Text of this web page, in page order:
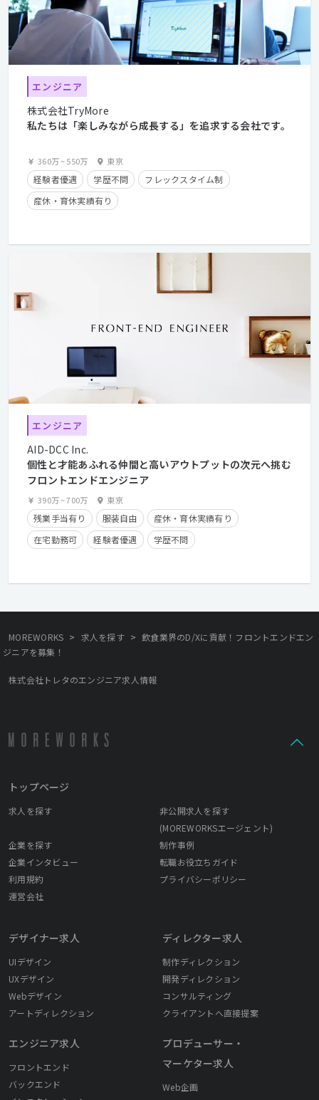
エンジニア
株式会社TryMore
私たちは「楽しみながら成長する」を追求する会社です。
360万~550万 東京
経験者優遇 学歴不問
フレックスタイム制
産休・育休実績有り
エンジニア
AID-DCC Inc.
個性と才能あふれる仲間と高いアウトプットの次元へ挑む
フロントエンドエンジニア
390万~700万 東京
残業手当有り 服装自由
産休・育休実績有り
在宅勤務可
経験者優遇
学歴不問
MOREWORKS > 求人を探す > 飲食業界のD/Xに貢献！フロントエンドエン
ジニアを募集！
株式会社トレタのエンジニア求人情報
トップページ
求人を探す
非公開求人を探す
(MOREWORKSエージェント)
企業を探す
制作事例
企業インタビュー
転職お役立ちガイド
利用規約
プライバシーポリシー
運営会社
デザイナー求人
UIデザイン
UXデザイン
Webデザイン
アートディレクション
エンジニア求人
フロントエンド
バックエンド
ディレクター求人
制作ディレクション
開発ディレクション
コンサルティング
クライアントへ直接提案
プロデューサー・
マーケター求人
Web企画